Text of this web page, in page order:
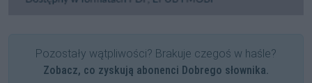
Pozostały wątpliwości? Brakuje czegoś w haśle?
Zobacz, co zyskują abonenci Dobrego słownika.